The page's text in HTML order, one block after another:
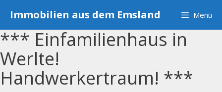
Inhalt
springen
Immobilien aus dem Emsland Menü
*** Einfamilienhaus in
Werlte!
Handwerkertraum! ***